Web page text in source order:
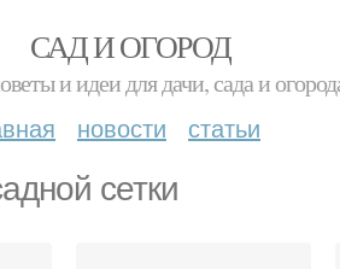
САД И ОГОРОД
и идеи для дачи, сада и
новости статьи
сетки